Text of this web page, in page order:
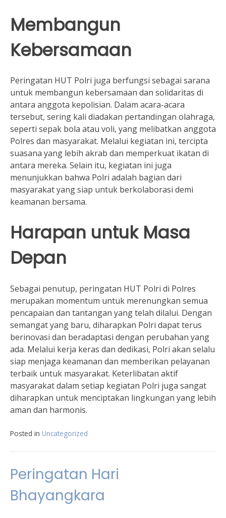
Membangun
Kebersamaan
Peringatan HUT Polri juga berfungsi sebagai sarana
untuk membangun kebersamaan dan solidaritas di
antara anggota kepolisian. Dalam acara-acara
tersebut, sering kali diadakan pertandingan olahraga,
seperti sepak bola atau voli, yang melibatkan anggota
Polres dan masyarakat. Melalui kegiatan ini, tercipta
suasana yang lebih akrab dan memperkuat ikatan di
antara mereka. Selain itu, kegiatan ini juga
menunjukkan bahwa Polri adalah bagian dari
masyarakat yang siap untuk berkolaborasi demi
keamanan bersama.
Harapan untuk Masa
Depan
Sebagai penutup, peringatan HUT Polri di Polres
merupakan momentum untuk merenungkan semua
pencapaian dan tantangan yang telah dilalui. Dengan
semangat yang baru, diharapkan Polri dapat terus
berinovasi dan beradaptasi dengan perubahan yang
ada. Melalui kerja keras dan dedikasi, Polri akan selalu
siap menjaga keamanan dan memberikan pelayanan
terbaik untuk masyarakat. Keterlibatan aktif
masyarakat dalam setiap kegiatan Polri juga sangat
diharapkan untuk menciptakan lingkungan yang lebih
aman dan harmonis.
Posted in Uncategorized
Peringatan Hari
Bhayangkara